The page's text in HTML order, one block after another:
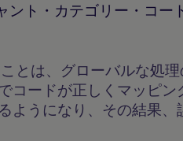
ト・カテゴリー・コー
とは、グローバルな処
コードが正しくマッピ
ようになり、その結果